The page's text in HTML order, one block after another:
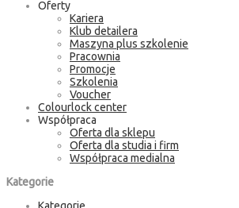
Oferty
Kariera
Klub detailera
Maszyna plus szkolenie
Pracownia
Promocje
Szkolenia
Voucher
Colourlock center
Współpraca
Oferta dla sklepu
Oferta dla studia i firm
Współpraca medialna
Kategorie